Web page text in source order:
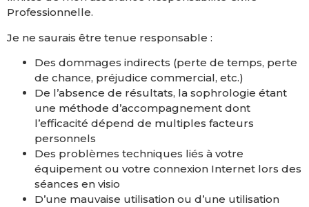
Professionnelle.
Je ne saurais être tenue responsable :
Des dommages indirects (perte de temps, perte
de chance, préjudice commercial, etc.)
De l’absence de résultats, la sophrologie étant
une méthode d’accompagnement dont
l’efficacité dépend de multiples facteurs
personnels
Des problèmes techniques liés à votre
équipement ou votre connexion Internet lors des
séances en visio
D’une mauvaise utilisation ou d’une utilisation